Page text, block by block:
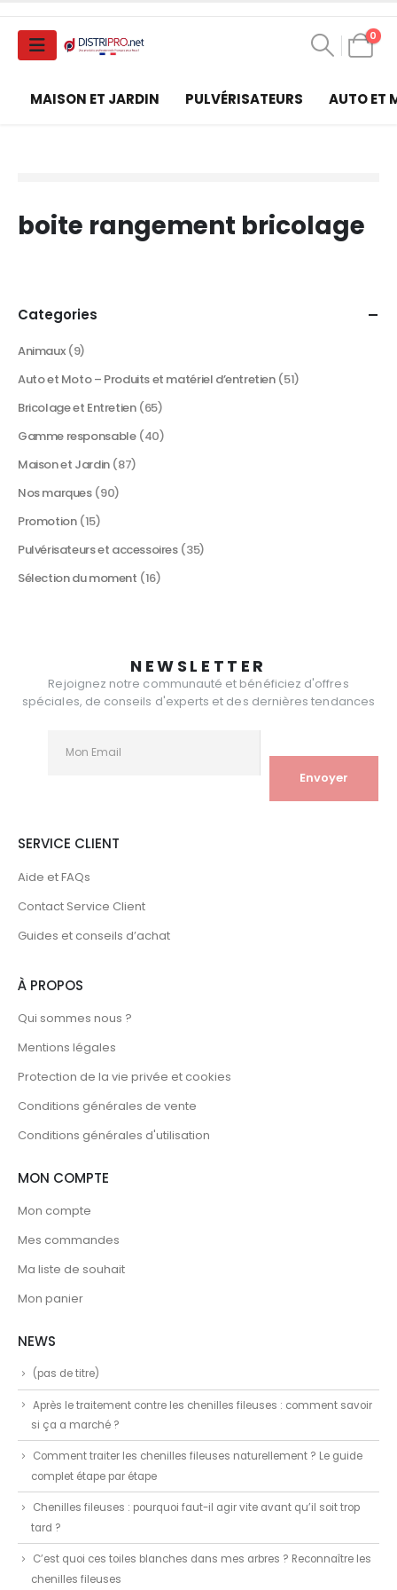
0
MAISON ET JARDIN PULVÉRISATEURS AUTO ET
boite rangement bricolage
Categories
Animaux (9)
Auto et Moto – Produits et matériel d’entretien (51)
Bricolage et Entretien (65)
Gamme responsable (40)
Maison et Jardin (87)
Nos marques (90)
Promotion (15)
Pulvérisateurs et accessoires (35)
Sélection du moment (16)
NEWSLETTER
Rejoignez notre communauté et bénéficiez d'offres
spéciales, de conseils d'experts et des dernières tendances
SERVICE CLIENT
Aide et FAQs
Contact Service Client
Guides et conseils d’achat
À PROPOS
Qui sommes nous ?
Mentions légales
Protection de la vie privée et cookies
Conditions générales de vente
Conditions générales d'utilisation
MON COMPTE
Mon compte
Mes commandes
Ma liste de souhait
Mon panier
NEWS
(pas de titre)
Après le traitement contre les chenilles fileuses : comment savoir
si ça a marché ?
Comment traiter les chenilles fileuses naturellement ? Le guide
complet étape par étape
Chenilles fileuses : pourquoi faut-il agir vite avant qu’il soit trop
tard ?
C’est quoi ces toiles blanches dans mes arbres ? Reconnaître les
chenilles fileuses